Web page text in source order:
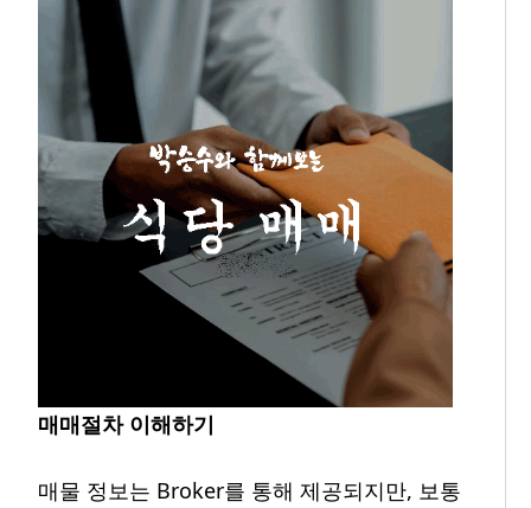
매매절차 이해하기
매물 정보는 Broker를 통해 제공되지만, 보통